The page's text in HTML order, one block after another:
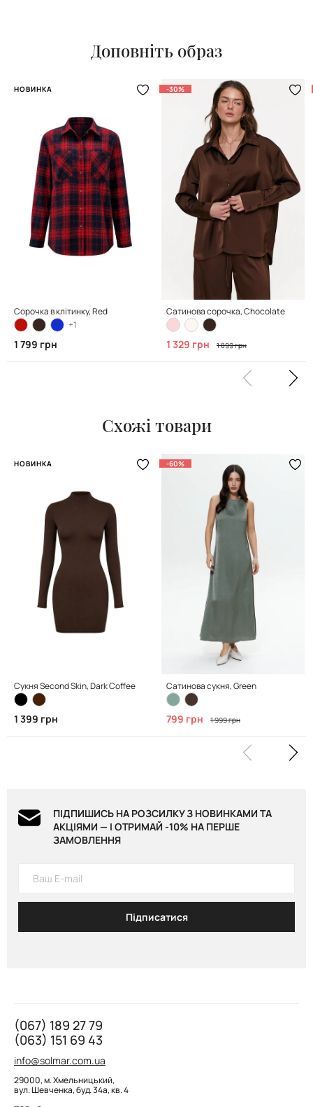
Доповніть образ
НОВИНКА
Сорочка в клітинку, Red
+1
1 799 грн
-30%
Сатинова сорочка, Сhocolate
1 329 грн 1 899 грн
Схожі товари
НОВИНКА
Сукня Second Skin, Dark Coffee
1 399 грн
-60%
Сатинова сукня, Green
799 грн 1 999 грн
ПІДПИШИСЬ НА РОЗСИЛКУ З НОВИНКАМИ ТА
АКЦІЯМИ — І ОТРИМАЙ -10% НА ПЕРШЕ
ЗАМОВЛЕННЯ
Підписатися
(067) 189 27 79
(063) 151 69 43
info@solmar.com.ua
29000, м. Хмельницький,
вул. Шевченка, буд. 34а, кв. 4